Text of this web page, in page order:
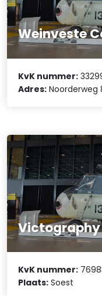
Weinveste
KvK nummer:
Adres: Noorderweg
Victography
KvK nummer:
Plaats: Soest